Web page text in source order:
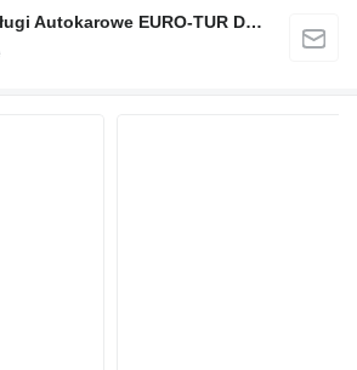
Międzynarodowe Usługi Autokarowe EURO-TUR Dariusz Polański